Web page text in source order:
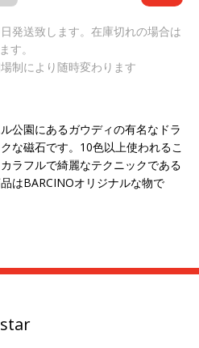
発送致します。在庫切れの場合は
す。
制により随時変わります
公園にあるガウディの有名なドラ
な磁石です。10色以上使われるこ
ラフルで綺麗なテクニックである
はBARCINOオリジナルな物で